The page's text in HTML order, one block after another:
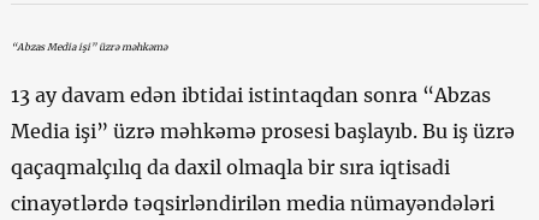
“Abzas Media işi” üzrə məhkəmə
13 ay davam edən ibtidai istintaqdan sonra “Abzas
Media işi” üzrə məhkəmə prosesi başlayıb. Bu iş üzrə
qaçaqmalçılıq da daxil olmaqla bir sıra iqtisadi
cinayətlərdə təqsirləndirilən media nümayəndələri